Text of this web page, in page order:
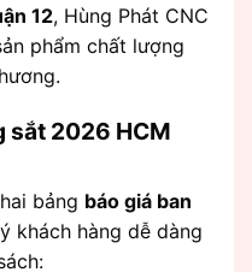
12, Hùng Phát CNC
phẩm chất lượng
sắt 2026 HCM
bảng báo giá ban
khách hàng dễ dàng